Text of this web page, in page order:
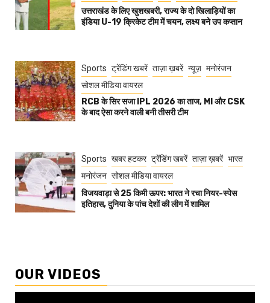
उत्तराखंड के लिए खुशखबरी, राज्य के दो खिलाड़ियों का
इंडिया U-19 क्रिकेट टीम में चयन, लक्ष्य बने उप कप्तान
Sports ट्रेंडिंग खबरें ताज़ा ख़बरें न्यूज़ मनोरंजन
सोशल मीडिया वायरल
RCB के सिर सजा IPL 2026 का ताज, MI और CSK
के बाद ऐसा करने वाली बनी तीसरी टीम
Sports खबर हटकर ट्रेंडिंग खबरें ताज़ा ख़बरें भारत
मनोरंजन सोशल मीडिया वायरल
विजयवाड़ा से 25 किमी ऊपर: भारत ने रचा नियर-स्पेस
इतिहास, दुनिया के पांच देशों की लीग में शामिल
OUR VIDEOS